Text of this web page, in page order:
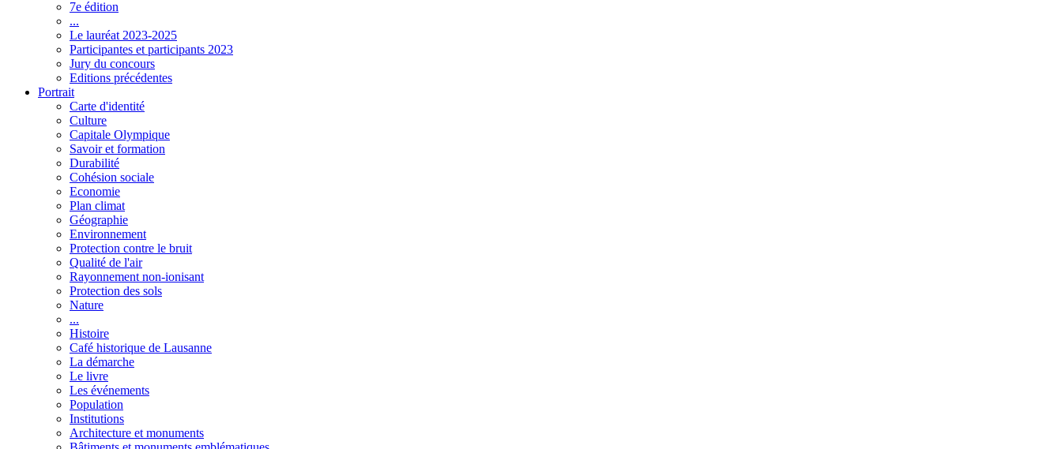
7e édition
...
Le lauréat 2023-2025
Participantes et participants 2023
Jury du concours
Editions précédentes
Portrait
Carte d'identité
Culture
Capitale Olympique
Savoir et formation
Durabilité
Cohésion sociale
Economie
Plan climat
Géographie
Environnement
Protection contre le bruit
Qualité de l'air
Rayonnement non-ionisant
Protection des sols
Nature
...
Histoire
Café historique de Lausanne
La démarche
Le livre
Les événements
Population
Institutions
Architecture et monuments